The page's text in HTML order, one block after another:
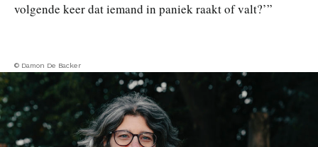
volgende keer dat iemand in paniek raakt of valt?’”
© Damon De Backer